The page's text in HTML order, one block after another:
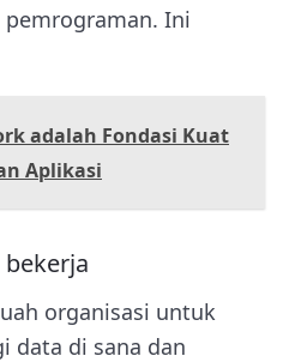
Ini
adalah Fondasi Kuat
Aplikasi
organisasi untuk
data di sana dan